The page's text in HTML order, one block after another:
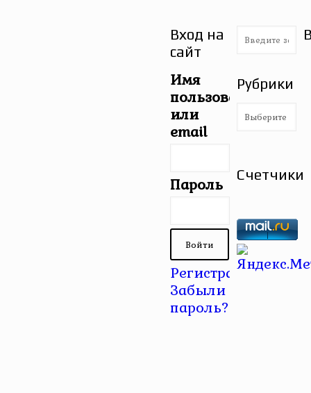
Вход на
сайт
Имя
пользователя
или
email
Пароль
Регистрация |
Забыли
пароль?
Рубрики
Рубрики
Счетчики